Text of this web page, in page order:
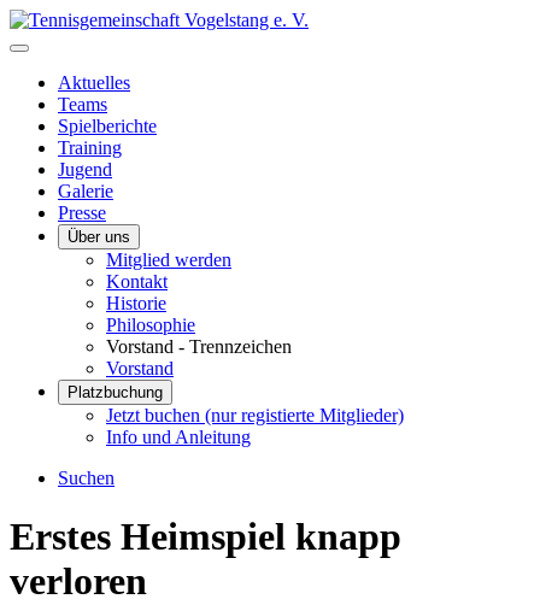
Aktuelles
Teams
Spielberichte
Training
Jugend
Galerie
Presse
Über uns
Mitglied werden
Kontakt
Historie
Philosophie
Vorstand - Trennzeichen
Vorstand
Platzbuchung
Jetzt buchen (nur registierte Mitglieder)
Info und Anleitung
Suchen
Erstes Heimspiel knapp
verloren